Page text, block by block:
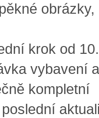
krok od
vybavení
kompletní